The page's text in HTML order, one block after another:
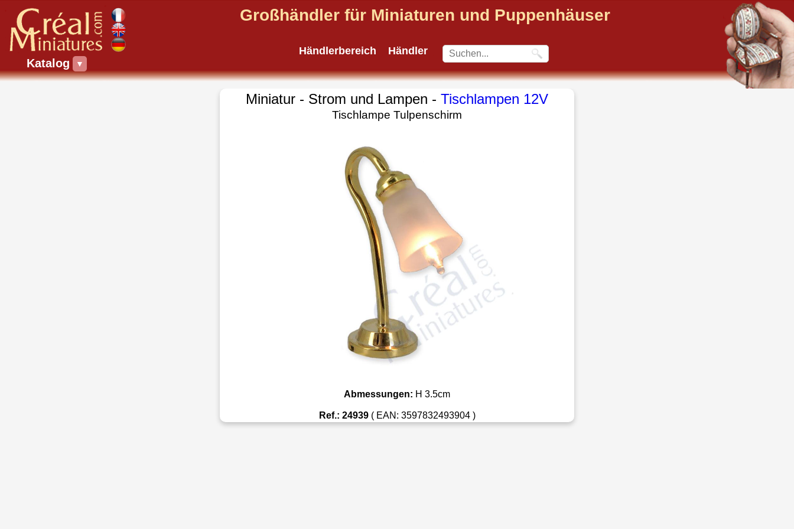
Katalog ▼
Großhändler für Miniaturen und Puppenhäuser
Händlerbereich Händler
Miniatur - Strom und Lampen - Tischlampen 12V
Tischlampe Tulpenschirm
Abmessungen: H 3.5cm
Ref.: 24939( EAN: 3597832493904 )